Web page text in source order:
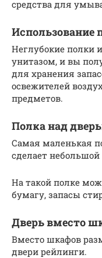
средства для
Использование
Неглубокие полки
унитазом, и вы
для хранения
освежителей
предметов.
Полка над
Самая маленькая
сделает небольшой
На такой полке
бумагу, запасы
Дверь вместо
Вместо шкафов
двери рейлинги.